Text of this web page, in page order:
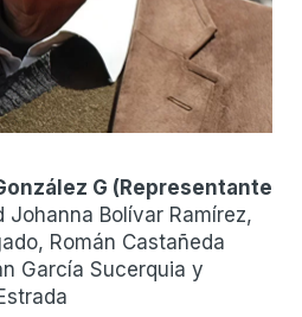
G ( Representante
Johanna Bolívar Ramírez,
Román Castañeda
García Sucerquia y